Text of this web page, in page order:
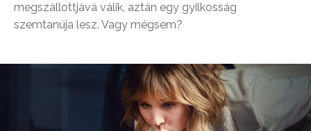
megszállottjává válik, aztán egy gyilkosság
szemtanúja lesz. Vagy mégsem?